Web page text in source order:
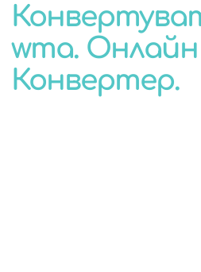
wma. Онлайн
Конвертер.